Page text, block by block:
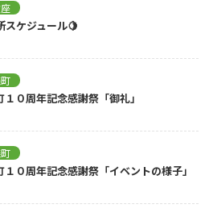
スケジュール🍋
０周年記念感謝祭「御礼」
０周年記念感謝祭「イベントの様子」